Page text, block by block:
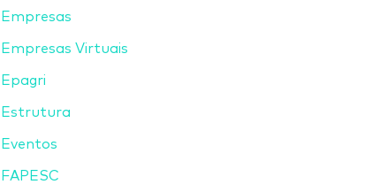
Empresas
Empresas Virtuais
Epagri
Estrutura
Eventos
FAPESC